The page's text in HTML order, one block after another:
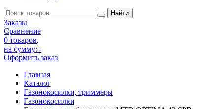
Заказы
Сравнение
0 товаров,
на сумму: -
Оформить заказ
Главная
Каталог
Газонокосилки, триммеры
Газонокосилки